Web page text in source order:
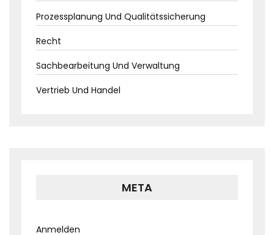
Prozessplanung Und Qualitätssicherung
Recht
Sachbearbeitung Und Verwaltung
Vertrieb Und Handel
META
Anmelden